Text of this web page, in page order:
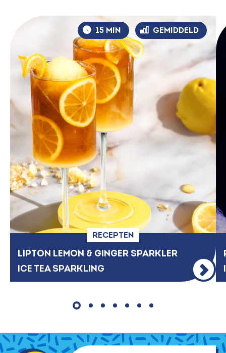
ICE TEA SPARKLING
LIPTON LEMON & GINGER SPARKLER
RECEPTEN
15 MIN GEMIDDELD